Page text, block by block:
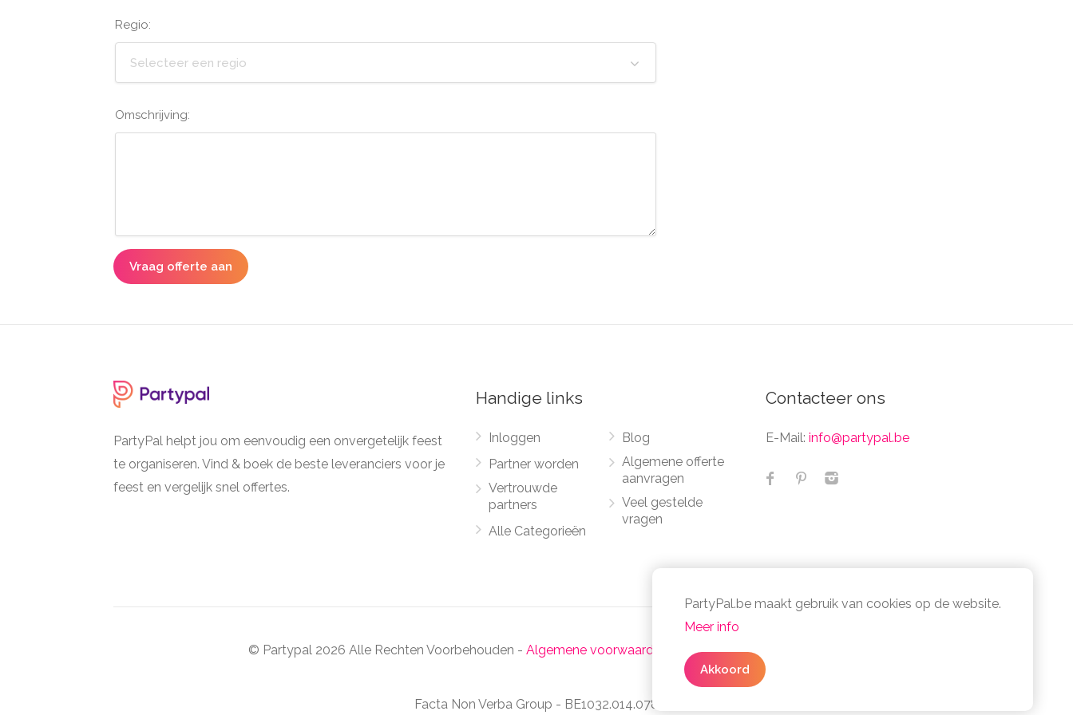
Regio:
Selecteer een regio
Omschrijving:
Vraag offerte aan
PartyPal helpt jou om eenvoudig een onvergetelijk feest
te organiseren. Vind & boek de beste leveranciers voor je
feest en vergelijk snel offertes.
Handige links
Inloggen
Partner worden
Vertrouwde
partners
Alle Categorieën
Blog
Algemene offerte
aanvragen
Veel gestelde
vragen
Contacteer ons
E-Mail: info@partypal.be
© Partypal 2026 Alle Rechten Voorbehouden - Algemene voorwaarden Privacy- en cookiebeleid
Facta Non Verba Group - BE1032.014.078
PartyPal.be maakt gebruik van cookies op de website.
Meer info
Akkoord